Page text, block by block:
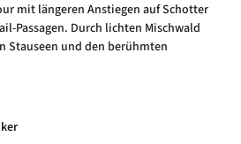
mit längeren Anstiegen auf Schotter
Passagen. Durch lichten Mischwald
Stauseen und den berühmten